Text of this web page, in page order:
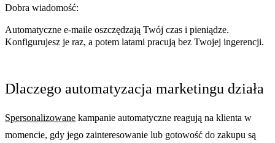
Dobra wiadomość:
Automatyczne e-maile oszczędzają Twój czas i pieniądze.
Konfigurujesz je raz, a potem latami pracują bez Twojej ingerencji.
Dlaczego automatyzacja marketingu działa
Spersonalizowane kampanie automatyczne reagują na klienta w
momencie, gdy jego zainteresowanie lub gotowość do zakupu są